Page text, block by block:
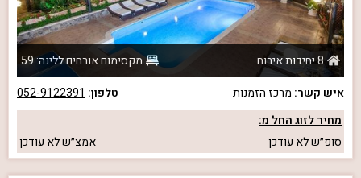
8 יחידות אירוח
מקסימום אורחים ללינה: 59
איש קשר: מרכז הזמנות טלפון: 052-9122391
מחיר לזוג החל מ:
סופ״שלא עודכן אמצ״שלא עודכן